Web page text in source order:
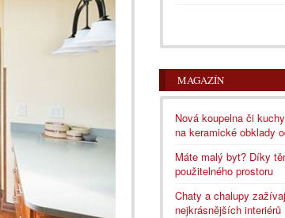
MAGAZÍN
Nová koupelna či
na keramické obklady
Máte malý byt? Díky
použitelného prostoru
Chaty a chalupy
nejkrásnějších interiérů